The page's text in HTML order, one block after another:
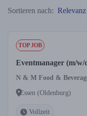
Sortieren nach: Relevanz
TOP JOB
Eventmanager (m/w/
N & M Food &
Essen (Oldenburg)
Vollzeit